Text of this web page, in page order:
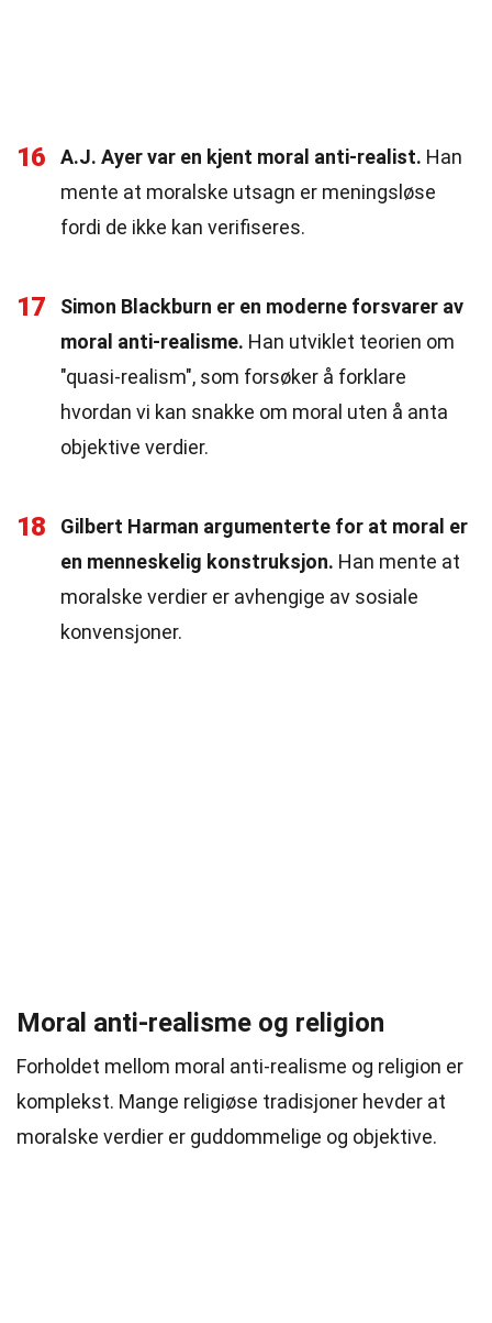
16 A.J. Ayer var en kjent moral anti-realist. Han
mente at moralske utsagn er meningsløse
fordi de ikke kan verifiseres.
17
Simon Blackburn er en moderne forsvarer av
moral anti-realisme. Han utviklet teorien om
"quasi-realism", som forsøker å forklare
hvordan vi kan snakke om moral uten å anta
objektive verdier.
18
Gilbert Harman argumenterte for at moral er
en menneskelig konstruksjon. Han mente at
moralske verdier er avhengige av sosiale
konvensjoner.
Moral anti-realisme og religion
Forholdet mellom moral anti-realisme og religion er
komplekst. Mange religiøse tradisjoner hevder at
moralske verdier er guddommelige og objektive.